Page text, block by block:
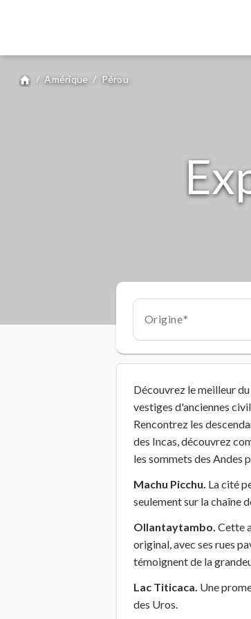
home / Amérique / Pérou
Origine
Découvrez le meilleur
vestiges d'anciennes
Rencontrez les
des Incas, découvrez
les sommets des Andes
Machu Picchu. La cité
seulement sur la chaîne
Ollantaytambo. Cette
original, avec ses rues
témoignent de la
Lac Titicaca. Une
des Uros.